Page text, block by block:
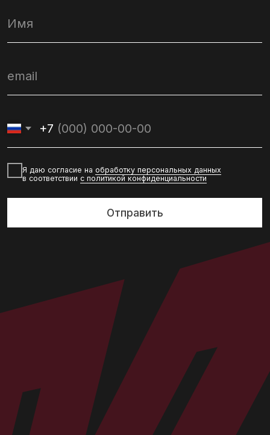
Договор оферты
Разработчик сайта
INFO@MOYMYACH.RU